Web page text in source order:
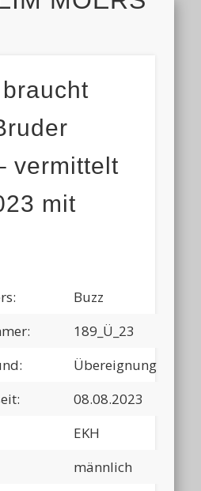
HOME
AKTUELL
TIERE
HELFEN& VEREIN
DANK!
& DATENSCHUTZ
FINDEFIX
vermittelt
mit
Buzz
189_Ü_23
Übereignung
08.08.2023
EKH
männlich